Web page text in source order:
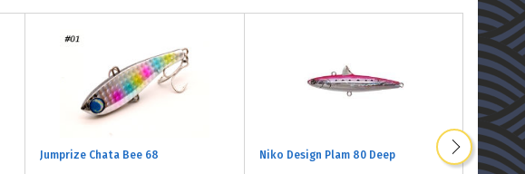
Jumprize Chata Bee 68 Niko Design Plam 80 Deep Viva